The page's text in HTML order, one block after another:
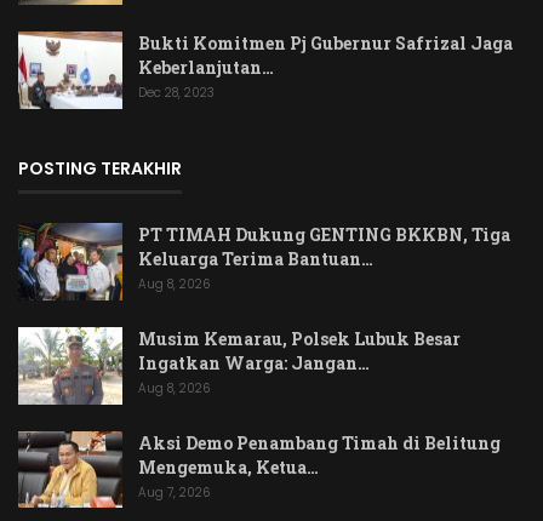
Bukti Komitmen Pj Gubernur Safrizal Jaga
Keberlanjutan…
Dec 28, 2023
POSTING TERAKHIR
PT TIMAH Dukung GENTING BKKBN, Tiga
Keluarga Terima Bantuan…
Aug 8, 2026
Musim Kemarau, Polsek Lubuk Besar
Ingatkan Warga: Jangan…
Aug 8, 2026
Aksi Demo Penambang Timah di Belitung
Mengemuka, Ketua…
Aug 7, 2026